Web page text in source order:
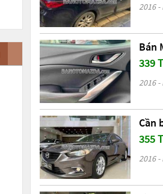
2016 -
Bán
339
2016 -
Cần
355
2016 -